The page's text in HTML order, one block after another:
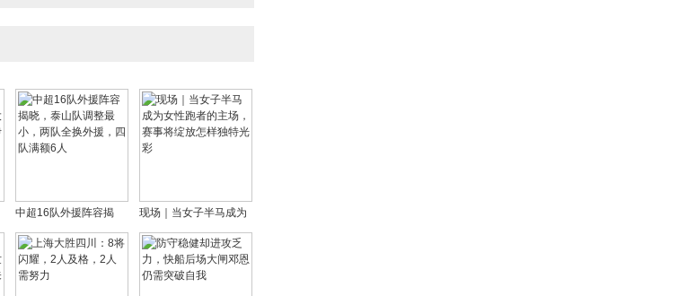
中超16队外援阵容揭
晓，泰山队调整最小，
两队全换外援，四队满
额6人
现场｜当女子半马成为
女性跑者的主场，赛事
将绽放怎样独特光彩